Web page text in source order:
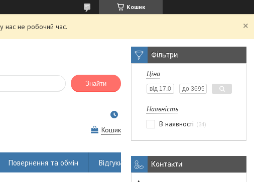
Кошик
нас не робочий час.
Знайти
Кошик
Повернення та обмін Відгуки
Фільтри
Ціна
Наявність
В наявності
34
Контакти